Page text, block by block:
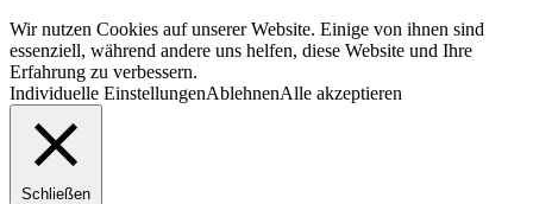
Wir nutzen Cookies auf unserer Website. Einige von ihnen sind
essenziell, während andere uns helfen, diese Website und Ihre
Erfahrung zu verbessern.
Individuelle EinstellungenAblehnenAlle akzeptieren
Schließen